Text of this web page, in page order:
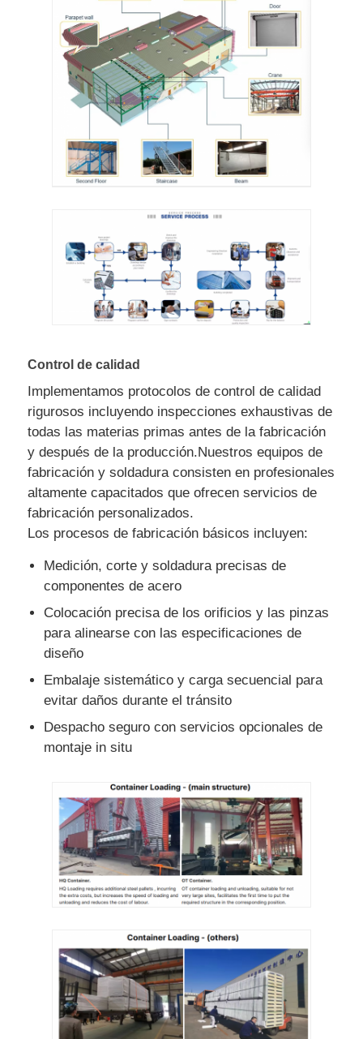
Control de calidad
Implementamos protocolos de control de calidad
rigurosos incluyendo inspecciones exhaustivas de
todas las materias primas antes de la fabricación
y después de la producción.Nuestros equipos de
fabricación y soldadura consisten en profesionales
altamente capacitados que ofrecen servicios de
fabricación personalizados.
Los procesos de fabricación básicos incluyen:
Medición, corte y soldadura precisas de
componentes de acero
Colocación precisa de los orificios y las pinzas
para alinearse con las especificaciones de
diseño
Embalaje sistemático y carga secuencial para
evitar daños durante el tránsito
Despacho seguro con servicios opcionales de
montaje in situ